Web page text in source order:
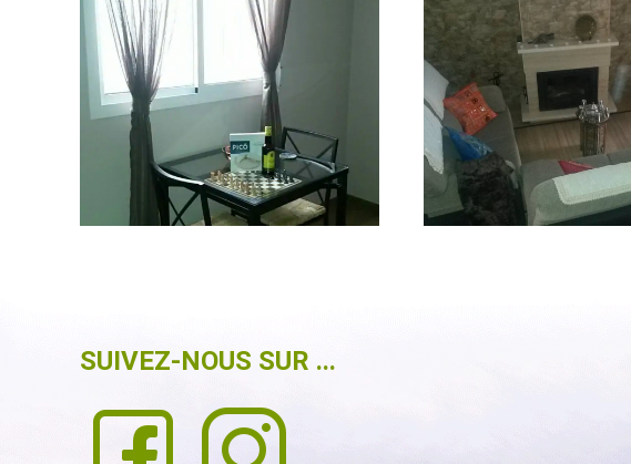
SUIVEZ-NOUS SUR ...